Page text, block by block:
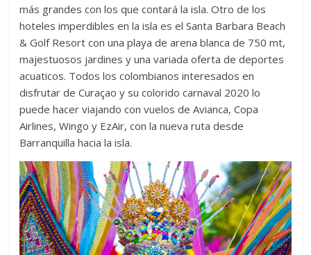
más grandes con los que contará la isla. Otro de los
hoteles imperdibles en la isla es el Santa Barbara Beach
& Golf Resort con una playa de arena blanca de 750 mt,
majestuosos jardines y una variada oferta de deportes
acuaticos. Todos los colombianos interesados en
disfrutar de Curaçao y su colorido carnaval 2020 lo
puede hacer viajando con vuelos de Avianca, Copa
Airlines, Wingo y EzAir, con la nueva ruta desde
Barranquilla hacia la isla.